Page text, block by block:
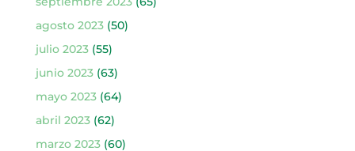
agosto 2023(50)
julio 2023(55)
junio 2023(63)
mayo 2023(64)
abril 2023(62)
marzo 2023(60)